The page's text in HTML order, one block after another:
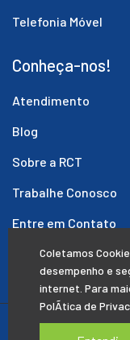
Telefonia Móvel
Conheça-nos!
Atendimento
Blog
Sobre a RCT
Trabalhe Conosco
Entre em Contato
Pinheiro
Coletamos
desempenho e
internet. Para
PolÃ­tica de